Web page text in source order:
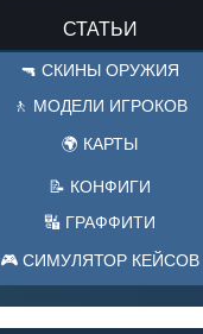
СТАТЬИ
🔫 СКИНЫ ОРУЖИЯ
🚶 МОДЕЛИ ИГРОКОВ
🌍 КАРТЫ
📝 КОНФИГИ
🔣 ГРАФФИТИ
🎮 СИМУЛЯТОР КЕЙСОВ